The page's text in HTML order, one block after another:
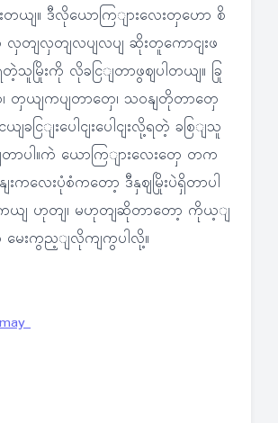
းတယျ။ ဒီလိုယောကြျားလေးတှဟော စိ
ျလှတျလပျလပျ ဆိုးတူကောငျးဖ
တဲ့သူမြိုးကို လိုခငြျတာဖွဈပါတယျ။ ခြု
၊ တှယျကပျတာတှေ၊ သဝနျတိုတာတှေ
ခငြျးပေါငျးပေါငျးလို့ရတဲ့ ခစြျသူ
တာပါ။ကဲ ယောကြျားလေးတှေ တက
းကလေးပုံစံကတော့ ဒီနှဈမြိုးပဲရှိတာပါ
ယျ ဟုတျ၊ မဟုတျဆိုတာတော့ ကိုယ့ျ
မေးကွည့ျလိုကျကွပါလို့။